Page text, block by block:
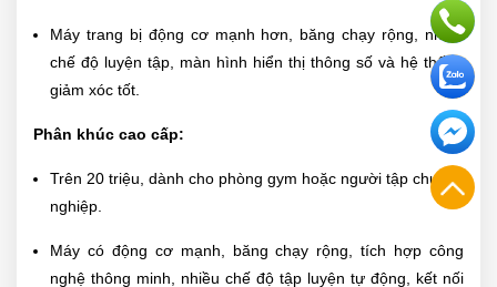
Máy trang bị động cơ mạnh hơn, băng chạy rộng, nhiều
chế độ luyện tập, màn hình hiển thị thông số và hệ thống
giảm xóc tốt.
Phân khúc cao cấp:
Trên 20 triệu, dành cho phòng gym hoặc người tập chuyên
nghiệp.
Máy có động cơ mạnh, băng chạy rộng, tích hợp công
nghệ thông minh, nhiều chế độ tập luyện tự động, kết nối